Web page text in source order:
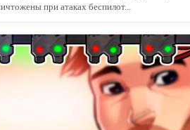
при атаках беспилот...